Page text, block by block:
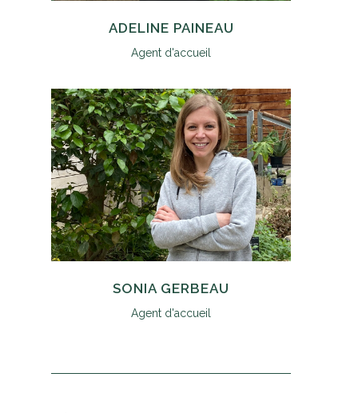
ADELINE PAINEAU
Agent d'accueil
SONIA GERBEAU
Agent d'accueil